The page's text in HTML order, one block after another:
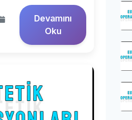
Devamını
Oku